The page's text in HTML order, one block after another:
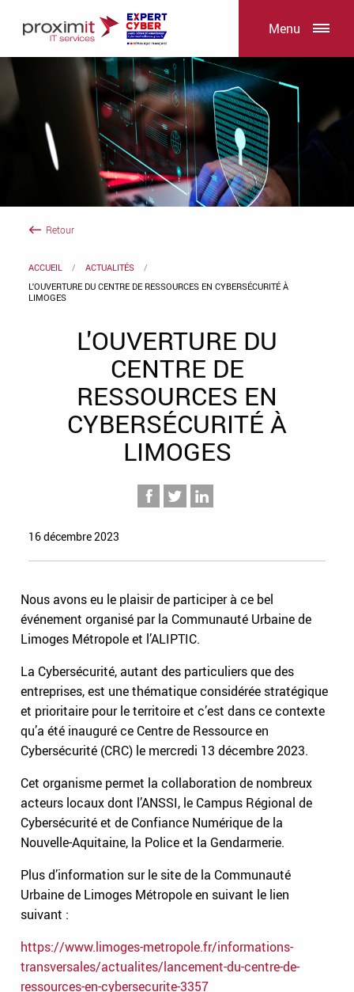
Menu
Retour
ACCUEIL
ACTUALITÉS
L'OUVERTURE DU CENTRE DE RESSOURCES EN CYBERSÉCURITÉ À
LIMOGES
L'OUVERTURE DU
CENTRE DE
RESSOURCES EN
CYBERSÉCURITÉ À
LIMOGES
16 décembre 2023
Nous avons eu le plaisir de participer à ce bel
événement organisé par la Communauté Urbaine de
Limoges Métropole et l’ALIPTIC.
La Cybersécurité, autant des particuliers que des
entreprises, est une thématique considérée stratégique
et prioritaire pour le territoire et c’est dans ce contexte
qu’a été inauguré ce Centre de Ressource en
Cybersécurité (CRC) le mercredi 13 décembre 2023.
Cet organisme permet la collaboration de nombreux
acteurs locaux dont l’ANSSI, le Campus Régional de
Cybersécurité et de Confiance Numérique de la
Nouvelle-Aquitaine, la Police et la Gendarmerie.
Plus d’information sur le site de la Communauté
Urbaine de Limoges Métropole en suivant le lien
suivant :
https://www.limoges-metropole.fr/informations-
transversales/actualites/lancement-du-centre-de-
ressources-en-cybersecurite-3357